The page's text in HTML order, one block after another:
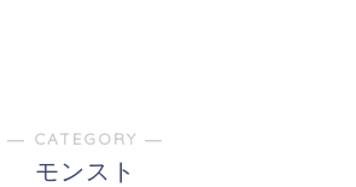
― CATEGORY ―
モンスト